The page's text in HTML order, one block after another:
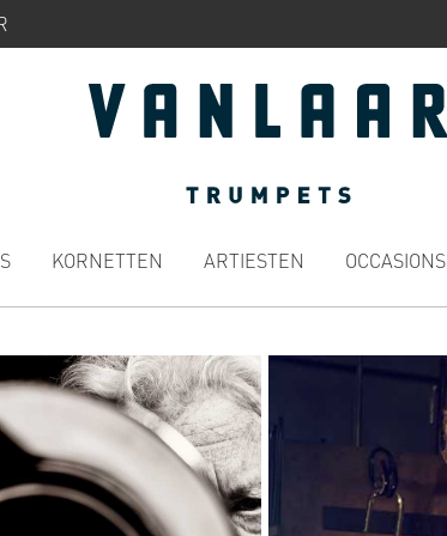
KORNETTEN ARTIESTEN OCCASIONS